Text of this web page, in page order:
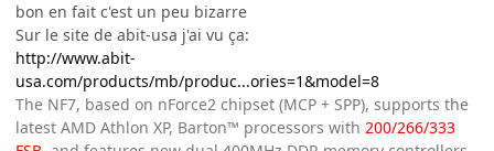
bon en fait c'est un peu bizarre
Sur le site de abit-usa j'ai vu ça:
http://www.abit-
usa.com/products/mb/produc...ories=1&model=8
The NF7, based on nForce2 chipset (MCP + SPP), supports the
latest AMD Athlon XP, Barton™ processors with 200/266/333